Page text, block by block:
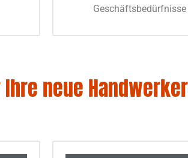
Geschäftsbedürfnisse
neue